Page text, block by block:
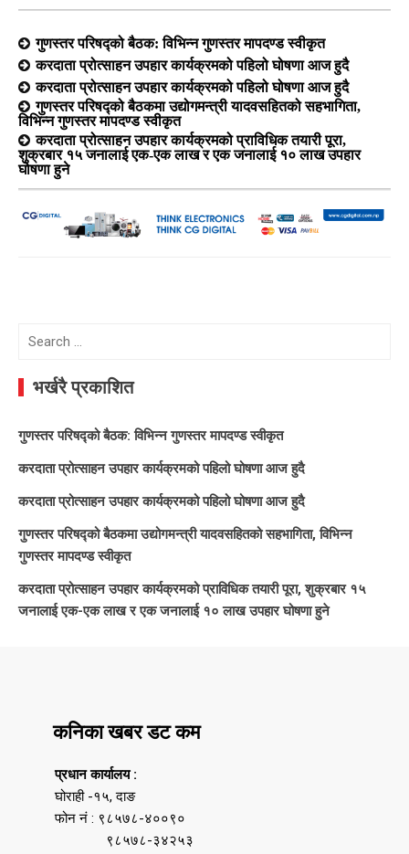
गुणस्तर परिषद्को बैठक: विभिन्न गुणस्तर मापदण्ड स्वीकृत
करदाता प्रोत्साहन उपहार कार्यक्रमको पहिलो घोषणा आज हुदै
करदाता प्रोत्साहन उपहार कार्यक्रमको पहिलो घोषणा आज हुदै
गुणस्तर परिषद्को बैठकमा उद्योगमन्त्री यादवसहितको सहभागिता,
विभिन्न गुणस्तर मापदण्ड स्वीकृत
करदाता प्रोत्साहन उपहार कार्यक्रमको प्राविधिक तयारी पूरा,
शुक्रबार १५ जनालाई एक-एक लाख र एक जनालाई १० लाख उपहार
घोषणा हुने
Search
भर्खरै प्रकाशित
गुणस्तर परिषद्को बैठक: विभिन्न गुणस्तर मापदण्ड स्वीकृत
करदाता प्रोत्साहन उपहार कार्यक्रमको पहिलो घोषणा आज हुदै
करदाता प्रोत्साहन उपहार कार्यक्रमको पहिलो घोषणा आज हुदै
गुणस्तर परिषद्को बैठकमा उद्योगमन्त्री यादवसहितको सहभागिता, विभिन्न
गुणस्तर मापदण्ड स्वीकृत
करदाता प्रोत्साहन उपहार कार्यक्रमको प्राविधिक तयारी पूरा, शुक्रबार १५
जनालाई एक-एक लाख र एक जनालाई १० लाख उपहार घोषणा हुने
कनिका खबर डट कम
प्रधान कार्यालय :
घोराही -१५, दाङ
फोन नं : ९८५७८-४००९०
९८५७८-३४२५३